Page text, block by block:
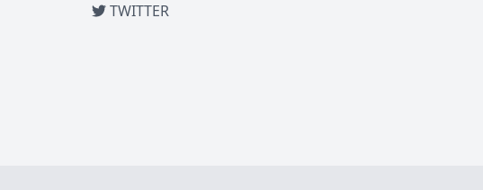
TWITTER